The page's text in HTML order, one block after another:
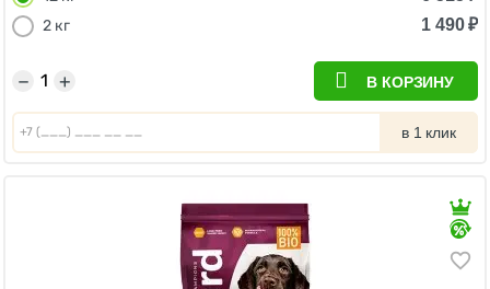
2 кг
1 490₽
+
− В КОРЗИНУ
в 1 клик